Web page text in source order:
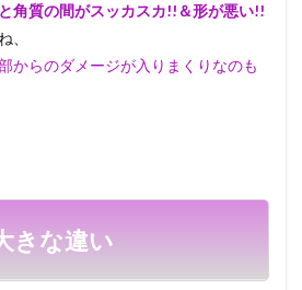
角質の間がスッカスカ!!＆形が悪い!!
、
からのダメージが入りまくりなのも
きな違い